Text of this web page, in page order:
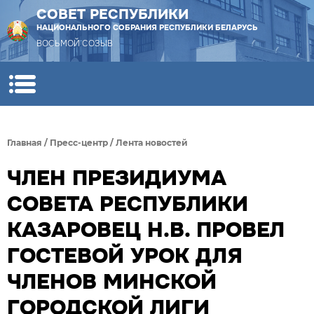
СОВЕТ РЕСПУБЛИКИ
НАЦИОНАЛЬНОГО СОБРАНИЯ РЕСПУБЛИКИ БЕЛАРУСЬ
ВОСЬМОЙ СОЗЫВ
Главная / Пресс-центр / Лента новостей
ЧЛЕН ПРЕЗИДИУМА
СОВЕТА РЕСПУБЛИКИ
КАЗАРОВЕЦ Н.В. ПРОВЕЛ
ГОСТЕВОЙ УРОК ДЛЯ
ЧЛЕНОВ МИНСКОЙ
ГОРОДСКОЙ ЛИГИ